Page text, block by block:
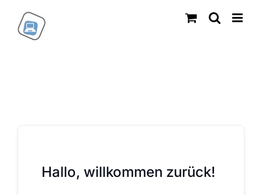
Inhalt
springen
Hallo, willkommen zurück!